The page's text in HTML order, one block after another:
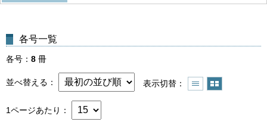
各号一覧
各号 8 冊
並べ替える 表示切替
1ページあたり